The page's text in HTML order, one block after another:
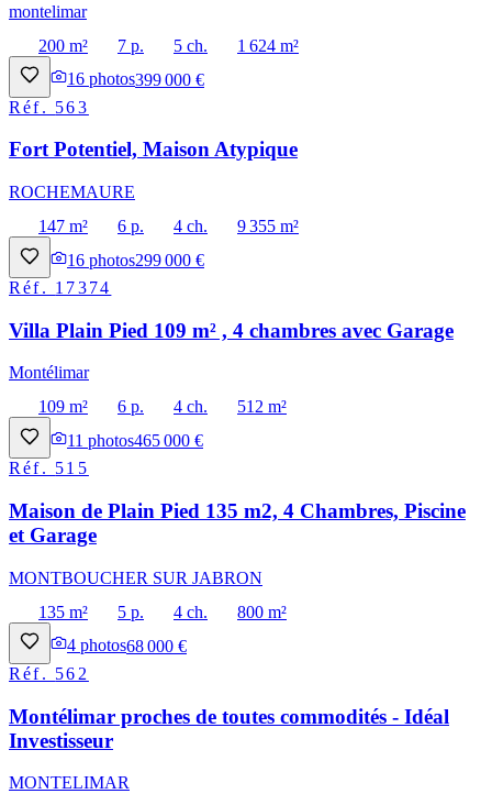
montelimar
200 m²
7 p. 5 ch.
1 624 m²
16 photos399 000 €
Réf. 563
Fort Potentiel, Maison Atypique
ROCHEMAURE
147 m²
6 p. 4 ch.
9 355 m²
16 photos299 000 €
Réf. 17374
Villa Plain Pied 109 m² , 4 chambres avec Garage
Montélimar
109 m²
6 p. 4 ch.
512 m²
11 photos465 000 €
Réf. 515
Maison de Plain Pied 135 m2, 4 Chambres, Piscine
et Garage
MONTBOUCHER SUR JABRON
135 m²
5 p. 4 ch.
800 m²
4 photos68 000 €
Réf. 562
Montélimar proches de toutes commodités - Idéal
Investisseur
MONTELIMAR